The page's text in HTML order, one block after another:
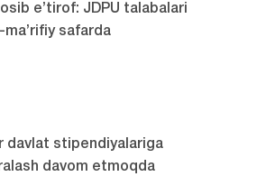
e’tirof: JDPU talabalari
ma’rifiy safarda
davlat stipendiyalariga
davom etmoqda